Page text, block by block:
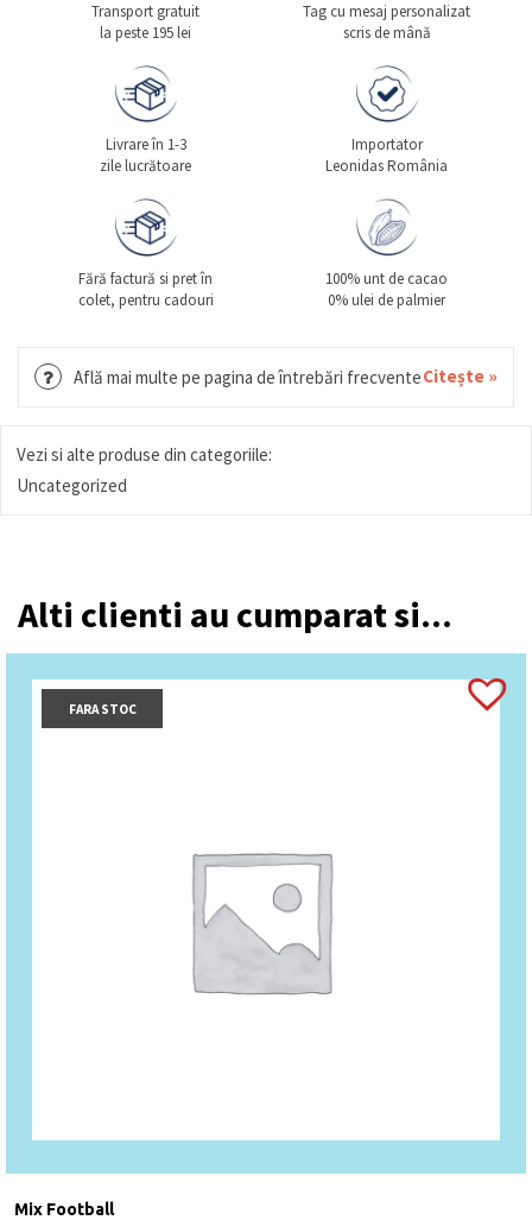
Transport gratuit
la peste 195 lei
Tag cu mesaj personalizat
scris de mână
Livrare în 1-3
zile lucrătoare
Importator
Leonidas România
Fără factură si pret în
colet, pentru cadouri
100% unt de cacao
0% ulei de palmier
Află mai multe pe pagina de întrebări frecventeCitește »
Vezi si alte produse din categoriile:
Uncategorized
Alti clienti au cumparat si...
FARA STOC
Mix Football